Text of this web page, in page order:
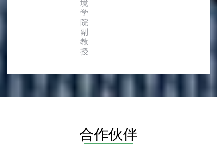
境
学
院
副
教
授
合作伙伴